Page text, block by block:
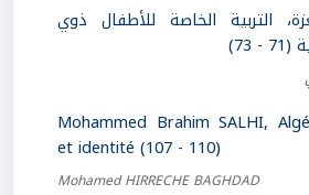
التربية الخاصة للأطفال ذوي
73)
Mohammed Brahim SALHI,
et identité (107 - 110)
Mohamed HIRRECHE BAGHDAD